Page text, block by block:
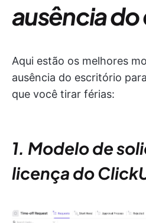
ausência
Aqui estão os melhores
ausência do escritório
que você tirar férias:
1. Modelo de
licença do